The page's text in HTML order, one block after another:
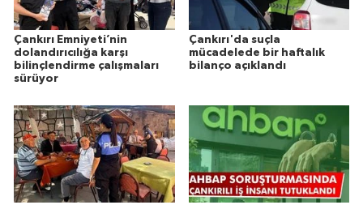
Çankırı Emniyeti’nin
dolandırıcılığa karşı
bilinçlendirme çalışmaları
sürüyor
Çankırı'da suçla
mücadelede bir haftalık
bilanço açıklandı